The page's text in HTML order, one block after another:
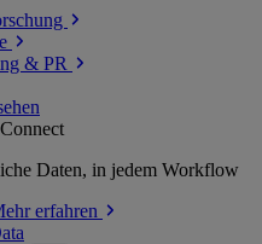
& PR
Daten, in jedem Workflow
erfahren